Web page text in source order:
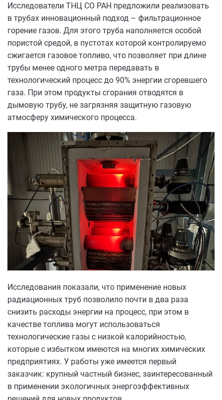
Исследователи ТНЦ СО РАН предложили реализовать
в трубах инновационный подход – фильтрационное
горение газов. Для этого труба наполняется особой
пористой средой, в пустотах которой контролируемо
сжигается газовое топливо, что позволяет при длине
трубы менее одного метра передавать в
технологический процесс до 90% энергии сгоревшего
газа. При этом продукты сгорания отводятся в
дымовую трубу, не загрязняя защитную газовую
атмосферу химического процесса.
Исследования показали, что применение новых
радиационных труб позволило почти в два раза
снизить расходы энергии на процесс, при этом в
качестве топлива могут использоваться
технологические газы с низкой калорийностью,
которые с избытком имеются на многих химических
предприятиях. У работы уже имеется первый
заказчик: крупный частный бизнес, заинтересованный
в применении экологичных энергоэффективных